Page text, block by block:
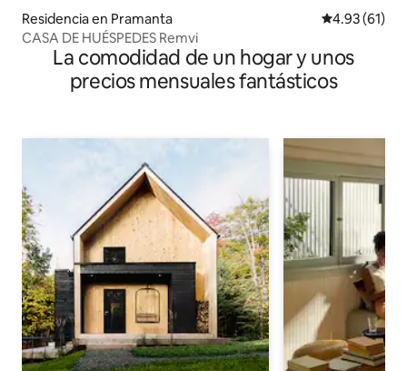
Residencia en Pramanta Calificación
4.93 (61)
CASA DE HUÉSPEDES Remvi
La comodidad de un hogar y unos
precios mensuales fantásticos